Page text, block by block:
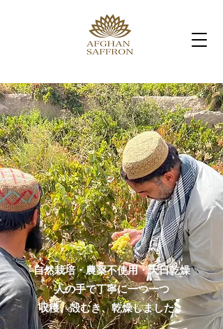
⾃然栽培・農薬不使⽤・天⽇乾燥
⼈の⼿で丁寧に⼀つ⼀つ
収穫、殻むき、乾燥しました。